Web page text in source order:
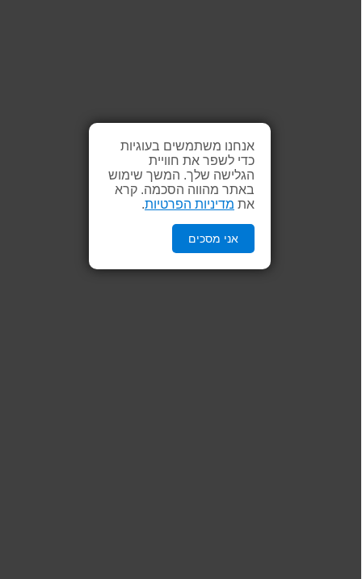
אנחנו משתמשים בעוגיות
כדי לשפר את חוויית
הגלישה שלך. המשך שימוש
באתר מהווה הסכמה. קרא
את מדיניות הפרטיות.
אני מסכים